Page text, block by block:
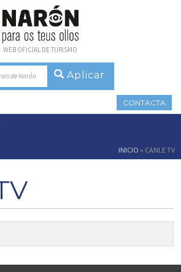
WEB OFICIAL DE TURISMO
de Narón
CONTACTA
aquí INICIO » CANLE TV